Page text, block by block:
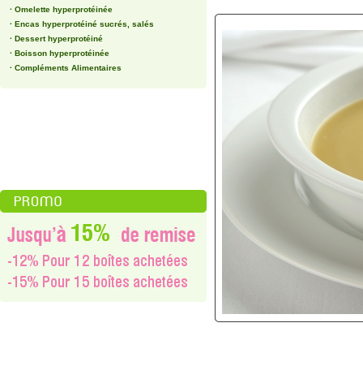
· Omelette hyperprotéinée
· Encas hyperprotéiné sucrés, salés
· Dessert hyperprotéiné
· Boisson hyperprotéinée
· Compléments Alimentaires